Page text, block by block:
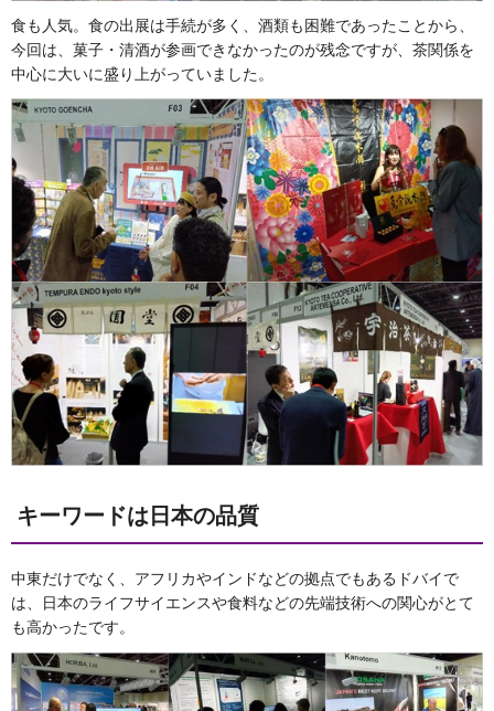
食も人気。食の出展は手続が多く、酒類も困難であったことから、
今回は、菓子・清酒が参画できなかったのが残念ですが、茶関係を
中心に大いに盛り上がっていました。
キーワードは日本の品質
中東だけでなく、アフリカやインドなどの拠点でもあるドバイで
は、日本のライフサイエンスや食料などの先端技術への関心がとて
も高かったです。